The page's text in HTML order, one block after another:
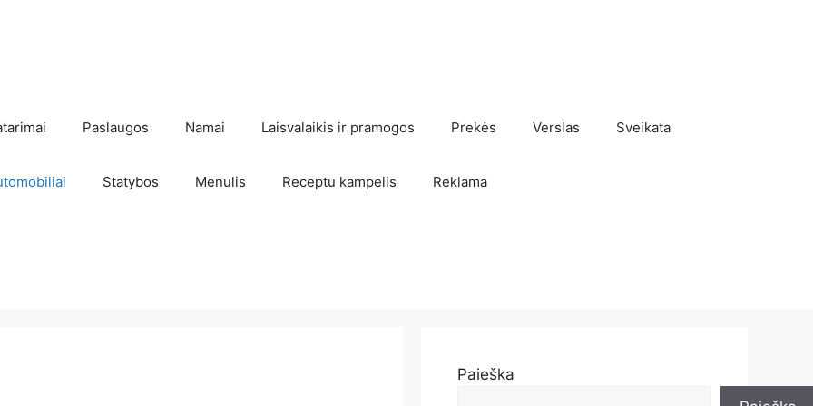
Paslaugos Namai Laisvalaikis ir pramogos Prekės Verslas Sveikata
Statybos Menulis Receptu kampelis Reklama
Paieška